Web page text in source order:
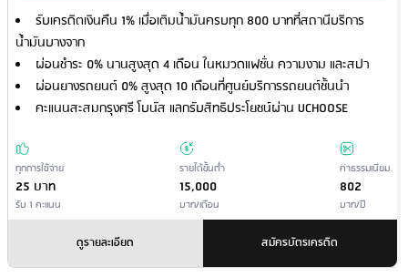
รับเครดิตเงินคืน 1% เมื่อเติมน้ำมันครบทุก 800 บาทที่สถานีบริการ
น้ำมันบางจาก
ผ่อนชำระ 0% นานสูงสุด 4 เดือน ในหมวดแฟชั่น ความงาม และสปา
ผ่อนยางรถยนต์ 0% สูงสุด 10 เดือนที่ศูนย์บริการรถยนต์ชั้นนำ
คะแนนสะสมกรุงศรี โบนัส แลกรับสิทธิประโยชน์ผ่าน UCHOOSE
ทุกการใช้จ่าย
25 บาท
รับ 1 คะแนน
รายได้ขั้นต่ำ
15,000
บาท/เดือน
ค่าธรรมเนียม
802
บาท/ปี
ดูรายละเอียด สมัครบัตรเครดิต